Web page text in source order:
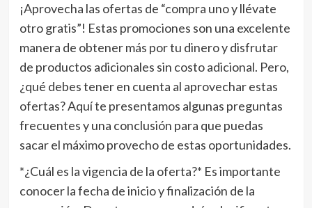
¡Aprovecha las ofertas de “compra uno y llévate
otro gratis”! Estas promociones son una excelente
manera de obtener más por tu dinero y disfrutar
de productos adicionales sin costo adicional. Pero,
¿qué debes tener en cuenta al aprovechar estas
ofertas? Aquí te presentamos algunas preguntas
frecuentes y una conclusión para que puedas
sacar el máximo provecho de estas oportunidades.
*¿Cuál es la vigencia de la oferta?* Es importante
conocer la fecha de inicio y finalización de la